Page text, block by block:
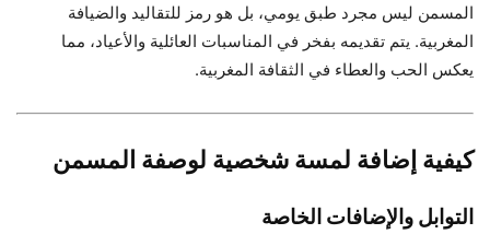
المسمن ليس مجرد طبق يومي، بل هو رمز للتقاليد والضيافة
المغربية. يتم تقديمه بفخر في المناسبات العائلية والأعياد، مما
يعكس الحب والعطاء في الثقافة المغربية.
كيفية إضافة لمسة شخصية لوصفة المسمن
التوابل والإضافات الخاصة